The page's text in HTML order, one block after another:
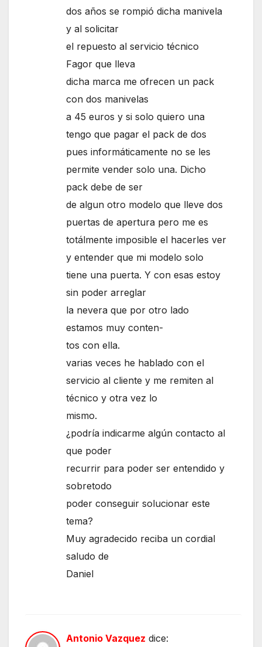
dos años se rompió dicha manivela
y al solicitar
el repuesto al servicio técnico
Fagor que lleva
dicha marca me ofrecen un pack
con dos manivelas
a 45 euros y si solo quiero una
tengo que pagar el pack de dos
pues informáticamente no se les
permite vender solo una. Dicho
pack debe de ser
de algun otro modelo que lleve dos
puertas de apertura pero me es
totálmente imposible el hacerles ver
y entender que mi modelo solo
tiene una puerta. Y con esas estoy
sin poder arreglar
la nevera que por otro lado
estamos muy conten-
tos con ella.
varias veces he hablado con el
servicio al cliente y me remiten al
técnico y otra vez lo
mismo.
¿podría indicarme algún contacto al
que poder
recurrir para poder ser entendido y
sobretodo
poder conseguir solucionar este
tema?
Muy agradecido reciba un cordial
saludo de
Daniel
Antonio Vazquez dice: